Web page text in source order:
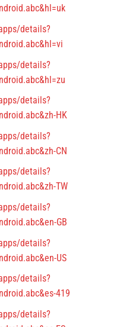
details?
details?
details?
HK
details?
CN
details?
TW
details?
GB
details?
US
details?
419
details?